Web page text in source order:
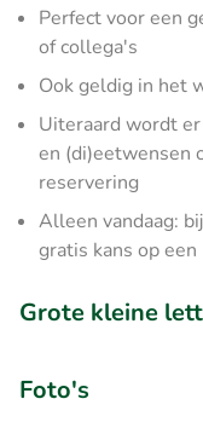
Perfect voor een
of collega's
Ook geldig in het
Uiteraard wordt
en (di)eetwensen
reservering
Alleen vandaag:
gratis kans op
Grote kleine
Foto's